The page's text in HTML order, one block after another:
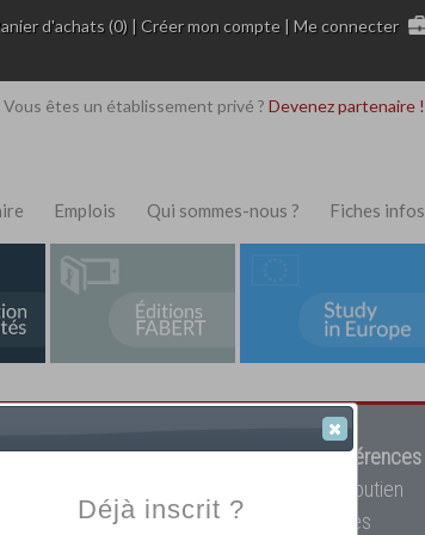
d'achats (0) |Créer mon compte |Me connecter
Vous êtes un établissement privé ? Devenez partenaire !
Emplois Qui sommes-nous ? Fiches infos
vous permet de trouver parmi12908 références
au supérieur, mais aussi des cours de soutien
moteur regroupe toutes les écoles privées
Déjà inscrit ?